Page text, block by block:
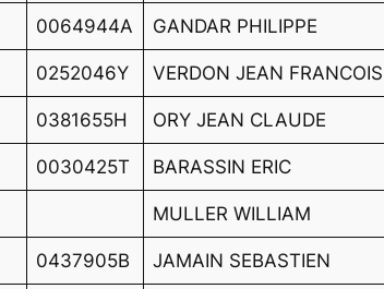
0064944A GANDAR PHILIPPE
0252046Y VERDON JEAN FRANCOIS
0381655H ORY JEAN CLAUDE
0030425T BARASSIN ERIC
MULLER WILLIAM
0437905B JAMAIN SEBASTIEN